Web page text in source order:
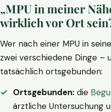
„MPU in meiner
wirklich vor Ort
Wer nach einer MPU in
zwei verschiedene Dinge –
tatsächlich ortsgebunden:
Ortsgebunden: die
ärztliche Untersuchung